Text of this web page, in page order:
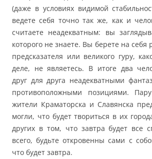
(даже в условиях видимой
ведете себя точно так же, как и
считаете неадекватным: вы
которого не знаете. Вы берете на себя
предсказателя или великого гуру,
деле, не являетесь. В итоге два
друг для друга неадекватными
противоположными позициями.
жители Краматорска и Славянска
могли, что будет твориться в их
других в том, что завтра будет все
всего, будьте откровенны сами с
что будет завтра.